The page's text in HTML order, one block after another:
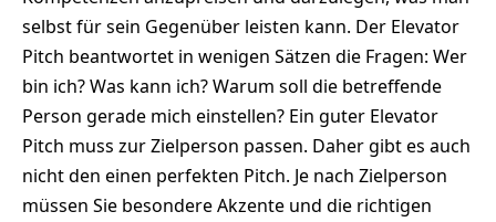
selbst für sein Gegenüber leisten kann. Der Elevator
Pitch beantwortet in wenigen Sätzen die Fragen: Wer
bin ich? Was kann ich? Warum soll die betreffende
Person gerade mich einstellen? Ein guter Elevator
Pitch muss zur Zielperson passen. Daher gibt es auch
nicht den einen perfekten Pitch. Je nach Zielperson
müssen Sie besondere Akzente und die richtigen